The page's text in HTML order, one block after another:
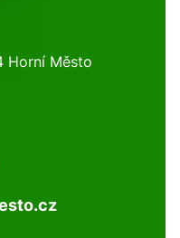
Horní Město